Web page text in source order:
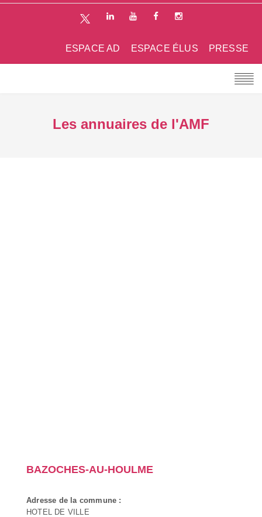
PRESSE
ESPACE ÉLUS
ESPACE AD
Les annuaires de l'AMF
BAZOCHES-AU-HOULME
Adresse de la commune :
HOTEL DE VILLE